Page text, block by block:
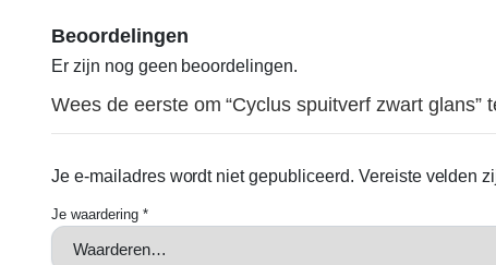
Beoordelingen
Er zijn nog geen beoordelingen.
Wees de eerste om “Cyclus spuitverf zwart glans”
Je e-mailadres wordt niet gepubliceerd. Vereiste velden
Je waardering *